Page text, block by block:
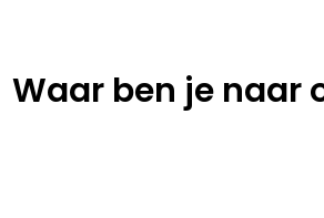
Waar ben je naar